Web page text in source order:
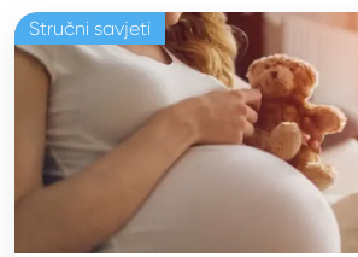
sebi, već vitamin iz skupine B (B9),
– jer nizak nivo folne kiseline u majke
rizika za razvoj defekata neuralne cijevi
razvoju. Neuralna cijev oblikuje bebin
moždinu, neophodnu za nervnisistem.
Spoznaja da se uzimanjem folne
dodatka prehrani smanjuje postotak
sistemanovorođenčeta za više od
najvažnijih medicinskih otkrića 20.
Stručni savjeti